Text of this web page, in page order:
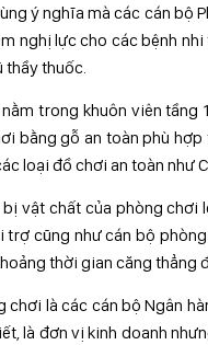
ý nghĩa mà các cán bộ
nghị lực cho các bệnh
thầy thuốc.
trong khuôn viên tầng
bằng gỗ an toàn phù
loại đồ chơi an toàn như
vật chất của phòng chơi
cũng như cán bộ
thời gian căng thẳng
chơi là các cán bộ Ngân
là đơn vị kinh doanh